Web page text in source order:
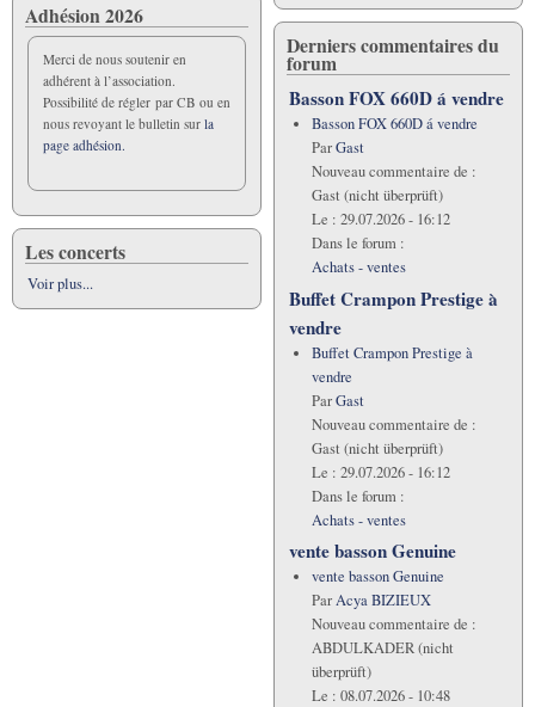
Adhésion 2026
Merci de nous soutenir en
adhérent à l’association.
Possibilité de régler par CB ou en
nous revoyant le bulletin sur la
page adhésion.
Les concerts
Voir plus...
Derniers commentaires du
forum
Basson FOX 660D á vendre
Basson FOX 660D á vendre
ParGast
Nouveau commentaire de :
Gast (nicht überprüft)
Le : 29.07.2026 - 16:12
Dans le forum :
Achats - ventes
Buffet Crampon Prestige à
vendre
Buffet Crampon Prestige à
vendre
ParGast
Nouveau commentaire de :
Gast (nicht überprüft)
Le : 29.07.2026 - 16:12
Dans le forum :
Achats - ventes
vente basson Genuine
vente basson Genuine
ParAcya BIZIEUX
Nouveau commentaire de :
ABDULKADER (nicht
überprüft)
Le : 08.07.2026 - 10:48